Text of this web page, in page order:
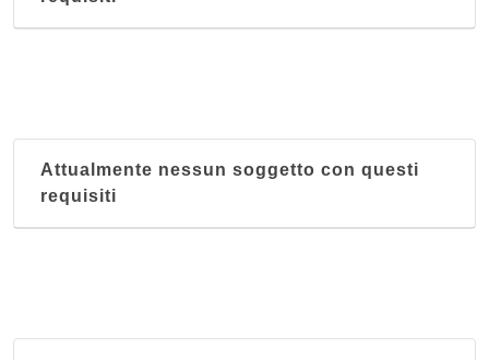
Attualmente nessun soggetto con questi
requisiti